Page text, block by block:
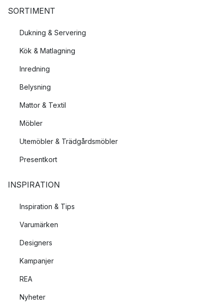
SORTIMENT
Dukning & Servering
Kök & Matlagning
Inredning
Belysning
Mattor & Textil
Möbler
Utemöbler & Trädgårdsmöbler
Presentkort
INSPIRATION
Inspiration & Tips
Varumärken
Designers
Kampanjer
REA
Nyheter